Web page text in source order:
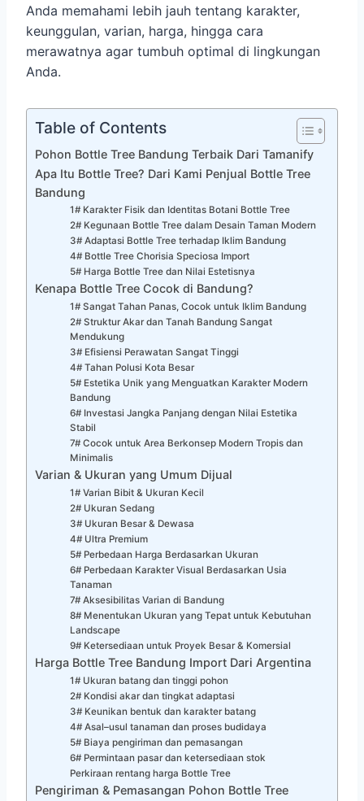
Anda memahami lebih jauh tentang karakter,
keunggulan, varian, harga, hingga cara
merawatnya agar tumbuh optimal di lingkungan
Anda.
Table of Contents
Pohon Bottle Tree Bandung Terbaik Dari Tamanify
Apa Itu Bottle Tree? Dari Kami Penjual Bottle Tree
Bandung
1# Karakter Fisik dan Identitas Botani Bottle Tree
2# Kegunaan Bottle Tree dalam Desain Taman Modern
3# Adaptasi Bottle Tree terhadap Iklim Bandung
4# Bottle Tree Chorisia Speciosa Import
5# Harga Bottle Tree dan Nilai Estetisnya
Kenapa Bottle Tree Cocok di Bandung?
1# Sangat Tahan Panas, Cocok untuk Iklim Bandung
2# Struktur Akar dan Tanah Bandung Sangat
Mendukung
3# Efisiensi Perawatan Sangat Tinggi
4# Tahan Polusi Kota Besar
5# Estetika Unik yang Menguatkan Karakter Modern
Bandung
6# Investasi Jangka Panjang dengan Nilai Estetika
Stabil
7# Cocok untuk Area Berkonsep Modern Tropis dan
Minimalis
Varian & Ukuran yang Umum Dijual
1# Varian Bibit & Ukuran Kecil
2# Ukuran Sedang
3# Ukuran Besar & Dewasa
4# Ultra Premium
5# Perbedaan Harga Berdasarkan Ukuran
6# Perbedaan Karakter Visual Berdasarkan Usia
Tanaman
7# Aksesibilitas Varian di Bandung
8# Menentukan Ukuran yang Tepat untuk Kebutuhan
Landscape
9# Ketersediaan untuk Proyek Besar & Komersial
Harga Bottle Tree Bandung Import Dari Argentina
1# Ukuran batang dan tinggi pohon
2# Kondisi akar dan tingkat adaptasi
3# Keunikan bentuk dan karakter batang
4# Asal–usul tanaman dan proses budidaya
5# Biaya pengiriman dan pemasangan
6# Permintaan pasar dan ketersediaan stok
Perkiraan rentang harga Bottle Tree
Pengiriman & Pemasangan Pohon Bottle Tree